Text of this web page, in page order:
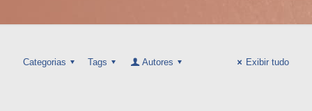
Categorias Tags Autores Exibir tudo